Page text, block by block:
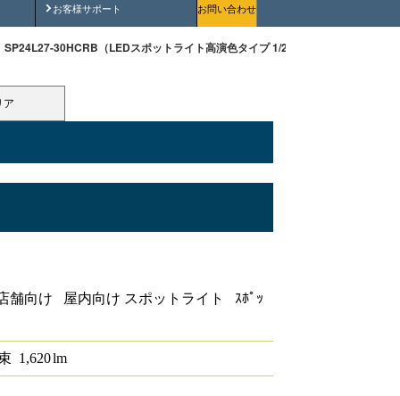
お客様サポート
安全にご使用いただくためにお問い合わせ
SP24L27-30HCRB（LEDスポットライト高演色タイプ 1/2配光角30°2700K 調光
ア
舗向け 屋内向け スポットライト ｽﾎﾟｯ
1,620lm